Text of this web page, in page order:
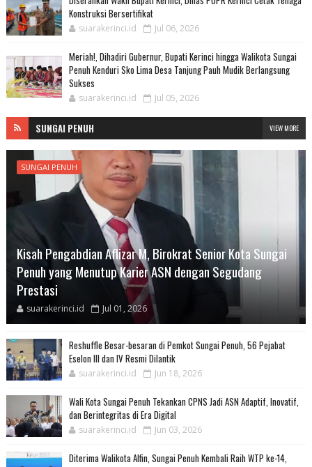
Konstruksi Bersertifikat
suarakerinci.id Jul 06, 2026
Meriah!, Dihadiri Gubernur, Bupati Kerinci hingga Walikota Sungai
Penuh Kenduri Sko Lima Desa Tanjung Pauh Mudik Berlangsung
Sukses
suarakerinci.id Jul 05, 2026
SUNGAI PENUH VIEW MORE
SUNGAI PENUH
Kisah Pengabdian Aflizar M, Birokrat Senior Kota Sungai
Penuh yang Menutup Karier ASN dengan Segudang
Prestasi
suarakerinci.id Jul 01, 2026
Reshuffle Besar-besaran di Pemkot Sungai Penuh, 56 Pejabat
Eselon III dan IV Resmi Dilantik
suarakerinci.id Jun 18, 2026
Wali Kota Sungai Penuh Tekankan CPNS Jadi ASN Adaptif, Inovatif,
dan Berintegritas di Era Digital
suarakerinci.id Jun 03, 2026
Diterima Walikota Alfin, Sungai Penuh Kembali Raih WTP ke-14,